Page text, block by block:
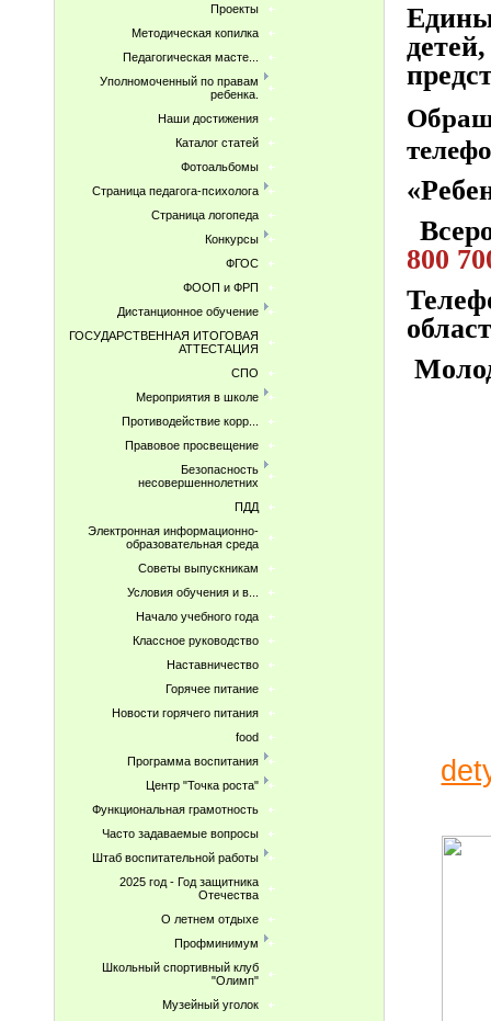
Проекты
Методическая копилка
Педагогическая масте...
Уполномоченный по правам
ребенка.
Наши достижения
Каталог статей
Фотоальбомы
Страница педагога-психолога
Страница логопеда
Конкурсы
ФГОС
ФООП и ФРП
Дистанционное обучение
ГОСУДАРСТВЕННАЯ ИТОГОВАЯ
АТТЕСТАЦИЯ
СПО
Мероприятия в школе
Противодействие корр...
Правовое просвещение
Безопасность
несовершеннолетних
ПДД
Электронная информационно-
образовательная среда
Советы выпускникам
Условия обучения и в...
Начало учебного года
Классное руководство
Наставничество
Горячее питание
Новости горячего питания
food
Программа воспитания
Центр "Точка роста"
Функциональная грамотность
Часто задаваемые вопросы
Штаб воспитательной работы
2025 год - Год защитника
Отечества
О летнем отдыхе
Профминимум
Школьный спортивный клуб
"Олимп"
Музейный уголок
800